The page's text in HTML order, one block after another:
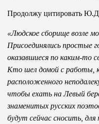
Продолжу цитировать
«Людское сборище возле
Присоединялись
оказавшиеся по каким-то
Кто шел домой с работы,
расположенного
чтобы ехать на Левый
знаменитых русских
будут сейчас сносить,